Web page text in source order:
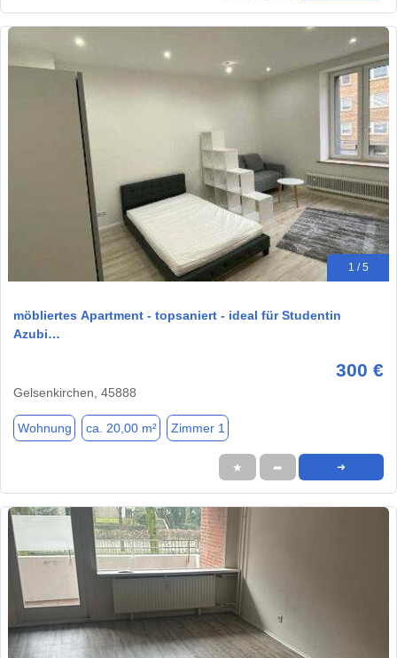
1 / 5
möbliertes Apartment - topsaniert - ideal für Studentin
Azubi…
300 €
Gelsenkirchen, 45888
Wohnung ca. 20,00 m² Zimmer 1
★ ➦ ➜